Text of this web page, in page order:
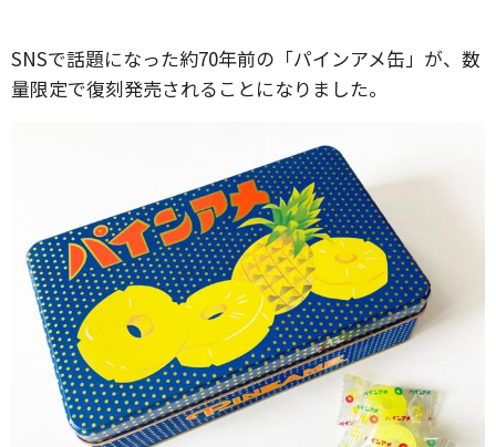
SNSで話題になった約70年前の「パインアメ缶」が、数
量限定で復刻発売されることになりました。